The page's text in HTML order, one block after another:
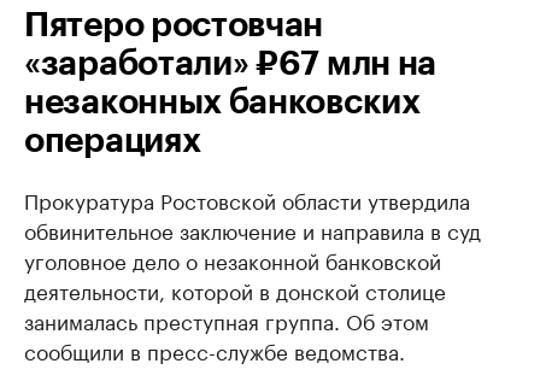
Пятеро ростовчан
«заработали» ₽67 млн на
незаконных банковских
операциях
Прокуратура Ростовской области утвердила
обвинительное заключение и направила в суд
уголовное дело о незаконной банковской
деятельности, которой в донской столице
занималась преступная группа. Об этом
сообщили в пресс-службе ведомства.